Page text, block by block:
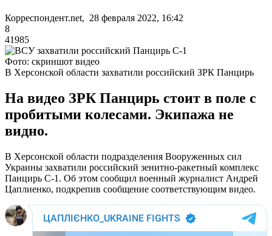
Корреспондент.net, 28 февраля 2022, 16:42
8
41985
Фото: скриншот видео
В Херсонской области захватили российский ЗРК Панцирь
На видео ЗРК Панцирь стоит в поле с
пробитыми колесами. Экипажа не
видно.
В Херсонской области подразделения Вооруженных сил
Украины захватили российский зенитно-ракетный комплекс
Панцирь С-1. Об этом сообщил военный журналист Андрей
Цаплиенко, подкрепив сообщение соответствующим видео.